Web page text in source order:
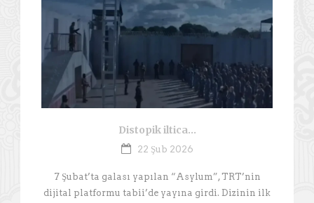
Distopik iltica…
22 Şub 2026
7 Şubat’ta galası yapılan “Asylum”, TRT’nin
dijital platformu tabii’de yayına girdi. Dizinin ilk